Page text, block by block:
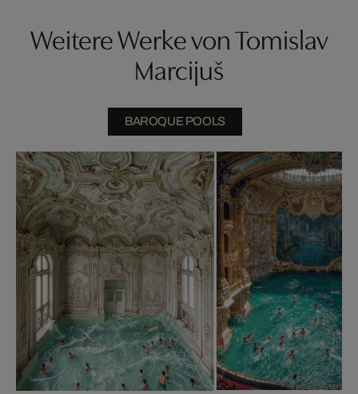
Weitere Werke von Tomislav
Marcijuš
BAROQUE POOLS